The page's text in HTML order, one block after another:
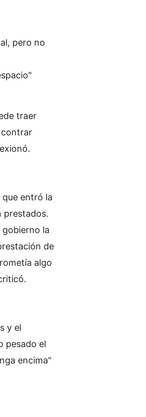
pero no
traer
entró la
prestados.
la
de
algo
y el
pesado el
encima"